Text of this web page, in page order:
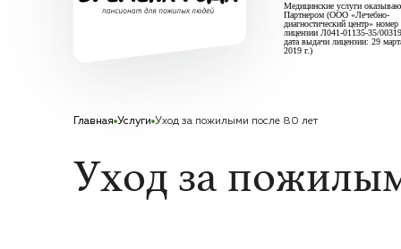
Медицинские услуги
Партнером (ООО «Лечебно-
диагностический центр» номер
лицензии Л041-01135-35/
дата выдачи лицензии: 29
2019 г.)
Главная Услуги Уход за пожилыми после 80 лет
Уход за